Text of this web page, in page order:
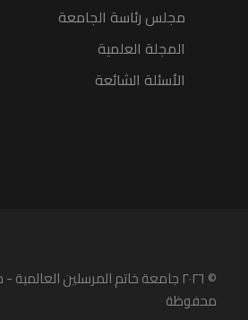
مجلس رئاسة الجامعة
المجلة العلمية
الأسئلة الشائعة
© ۲۰۲٦ جامعة خاتم المرسلين
محفوظة